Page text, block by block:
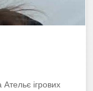
ігрових